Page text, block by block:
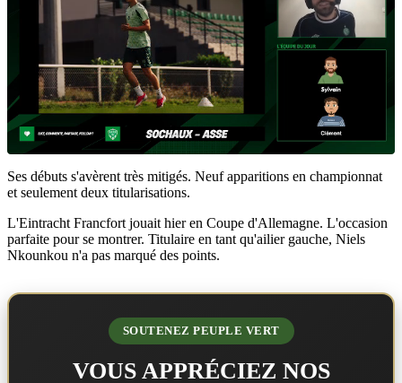
Ses débuts s'avèrent très mitigés. Neuf apparitions en championnat
et seulement deux titularisations.
L'Eintracht Francfort jouait hier en Coupe d'Allemagne. L'occasion
parfaite pour se montrer. Titulaire en tant qu'ailier gauche, Niels
Nkounkou n'a pas marqué des points.
SOUTENEZ PEUPLE VERT
VOUS APPRÉCIEZ NOS